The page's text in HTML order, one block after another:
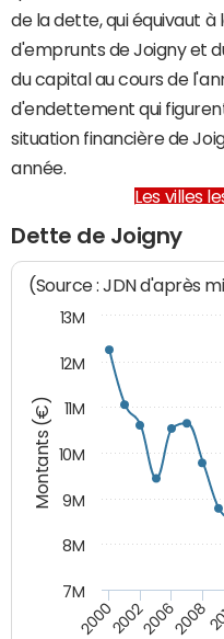
de la dette, qui équivaut
d'emprunts de Joigny et
du capital au cours de
d'endettement qui
situation financière de
année.
Les villes
Dette de Joigny
Montants (€)
(Source : JDN d'après
2000200220062008
7M
8M
9M
10M
11M
12M
13M